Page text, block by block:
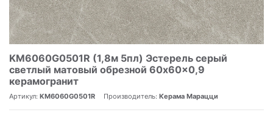
KM6060G0501R (1,8м 5пл) Эстерель серый
светлый матовый обрезной 60x60x0,9
керамогранит
Артикул: KM6060G0501R Производитель: Керама Марацци